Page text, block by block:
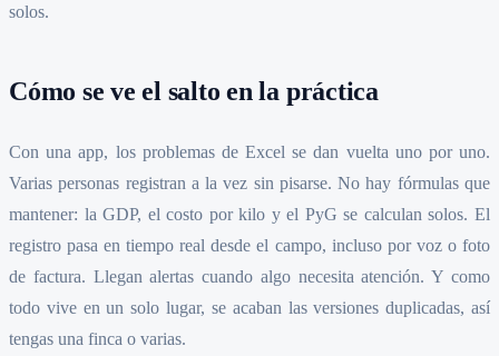
solos.
Cómo se ve el salto en la práctica
Con una app, los problemas de Excel se dan vuelta uno por uno.
Varias personas registran a la vez sin pisarse. No hay fórmulas que
mantener: la GDP, el costo por kilo y el PyG se calculan solos. El
registro pasa en tiempo real desde el campo, incluso por voz o foto
de factura. Llegan alertas cuando algo necesita atención. Y como
todo vive en un solo lugar, se acaban las versiones duplicadas, así
tengas una finca o varias.